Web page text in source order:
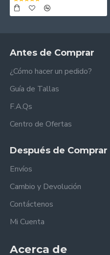
Antes de Comprar
¿Cómo hacer un pedido?
Guía de Tallas
F.A.Qs
Centro de Ofertas
Después de Comprar
Envíos
Cambio y Devolución
Contáctenos
Mi Cuenta
Acerca de